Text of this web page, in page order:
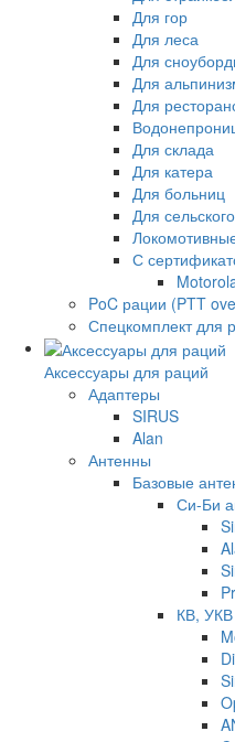
Для гор
Для леса
Для
Для
Для
Для склада
Для катера
Для больниц
Для
С
PoC рации (PTT
Спецкомплект для
Аксессуары для раций
Адаптеры
SIRUS
Alan
Антенны
Базовые
Си-Би
КВ,